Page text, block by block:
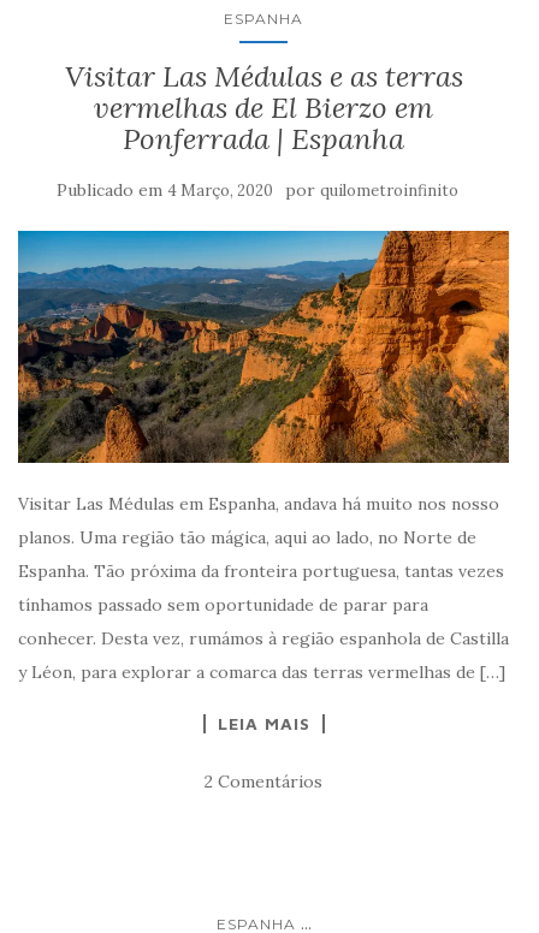
ESPANHA
Visitar Las Médulas e as terras
vermelhas de El Bierzo em
Ponferrada | Espanha
Publicado em 4 Março, 2020 por quilometroinfinito
Visitar Las Médulas em Espanha, andava há muito nos nosso
planos. Uma região tão mágica, aqui ao lado, no Norte de
Espanha. Tão próxima da fronteira portuguesa, tantas vezes
tínhamos passado sem oportunidade de parar para
conhecer. Desta vez, rumámos à região espanhola de Castilla
y Léon, para explorar a comarca das terras vermelhas de […]
LEIA MAIS
2 Comentários
ESPANHA ...